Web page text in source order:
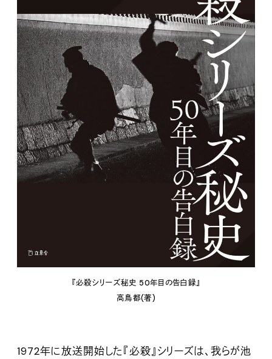
『必殺シリーズ秘史 50年目の告白録』
高鳥都(著)
1972年に放送開始した『必殺』シリーズは、我らが池